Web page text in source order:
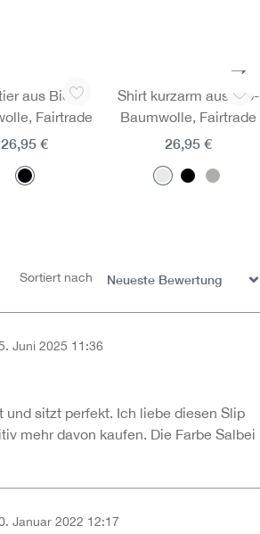
aus Bio-
Fairtrade
26,95 €
Shirt kurzarm aus Bio-
Baumwolle, Fairtrade
26,95 €
Sortiert nach
Juni 2025 11:36
und sitzt perfekt. Ich liebe diesen Slip
mehr davon kaufen. Die Farbe Salbei
Januar 2022 12:17